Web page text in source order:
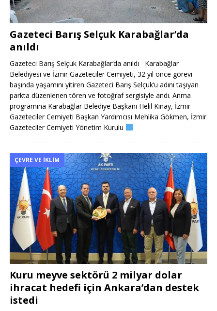
Gazeteci Barış Selçuk Karabağlar’da
anıldı
Gazeteci Barış Selçuk Karabağlar‘da anıldı Karabağlar
Belediyesi ve İzmir Gazeteciler Cemiyeti, 32 yıl önce görevi
başında yaşamını yitiren Gazeteci Barış Selçuk’u adını taşıyan
parkta düzenlenen tören ve fotoğraf sergisiyle andı. Anma
programına Karabağlar Belediye Başkanı Helil Kınay, İzmir
Gazeteciler Cemiyeti Başkan Yardımcısı Mehlika Gökmen, İzmir
Gazeteciler Cemiyeti Yönetim Kurulu
ÇEVRE VE İKLIM
Kuru meyve sektörü 2 milyar dolar
ihracat hedefi için Ankara’dan destek
istedi